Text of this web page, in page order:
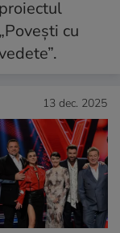
13 dec. 2025